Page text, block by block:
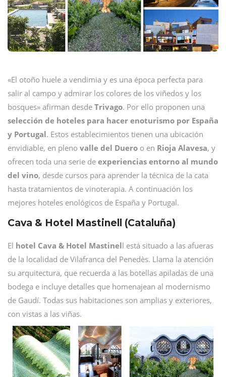
«El otoño huele a vendimia y es una época perfecta para
salir al campo y admirar los colores de los viñedos y los
bosques» afirman desde Trivago. Por ello proponen una
selección de hoteles para hacer enoturismo por España
y Portugal. Estos establecimientos tienen una ubicación
envidiable, en pleno valle del Duero o en Rioja Alavesa, y
ofrecen toda una serie de experiencias entorno al mundo
del vino, desde cursos para aprender la técnica de la cata
hasta tratamientos de vinoterapia. A continuación los
mejores hoteles enológicos de España y Portugal.
Cava & Hotel Mastinell (Cataluña)
El hotel Cava & Hotel Mastinell está situado a las afueras
de la localidad de Vilafranca del Penedès. Llama la atención
su arquitectura, que recuerda a las botellas apiladas de una
bodega e incluye detalles que homenajean al modernismo
de Gaudí. Todas sus habitaciones son amplias y exteriores,
con vistas a las viñas.